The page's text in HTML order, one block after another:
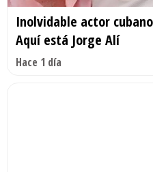
Inolvidable actor
Aquí está Jorge Alí
Hace 1 día